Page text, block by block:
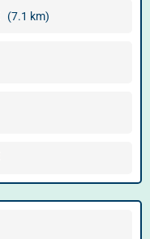
(7.1 km)